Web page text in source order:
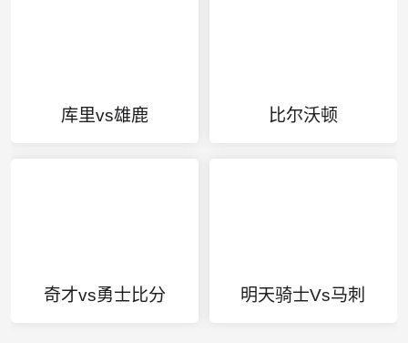
库里vs雄鹿 比尔沃顿
奇才vs勇士比分 明天骑士Vs马刺